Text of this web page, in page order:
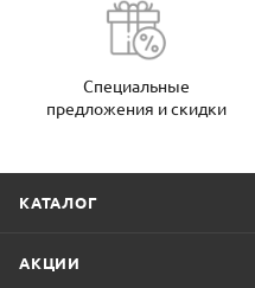
Специальные
предложения и скидки
КАТАЛОГ
АКЦИИ